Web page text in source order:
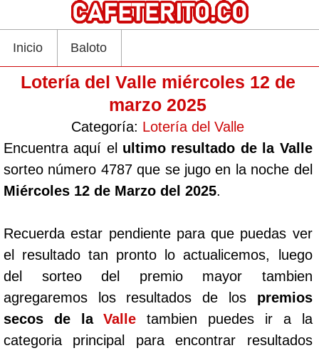
Inicio Baloto
Lotería del Valle miércoles 12 de
marzo 2025
Categoría: Lotería del Valle
Encuentra aquí el ultimo resultado de la Valle
sorteo número 4787 que se jugo en la noche del
Miércoles 12 de Marzo del 2025.
Recuerda estar pendiente para que puedas ver
el resultado tan pronto lo actualicemos, luego
del sorteo del premio mayor tambien
agregaremos los resultados de los premios
secos de laValle tambien puedes ir a la
categoria principal para encontrar resultados